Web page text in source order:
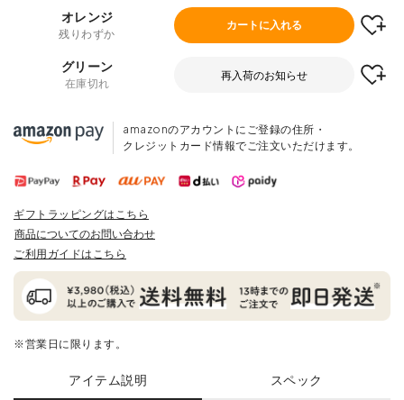
オレンジ
残りわずか
カートに入れる
グリーン
在庫切れ
再入荷のお知らせ
amazonのアカウントにご登録の住所・
クレジットカード情報でご注文いただけます。
ギフトラッピングはこちら
商品についてのお問い合わせ
ご利用ガイドはこちら
※営業日に限ります。
アイテム説明 スペック